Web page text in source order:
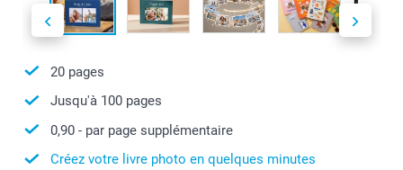
20 pages
Jusqu'à 100 pages
0,90 - par page supplémentaire
Créez votre livre photo en quelques minutes